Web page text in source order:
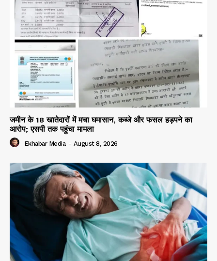
जमीन के 18 खातेदारों में मचा घमासान, कब्जे और फसल हड़पने का
आरोप; एसपी तक पहुंचा मामला
Ekhabar Media - August 8, 2026